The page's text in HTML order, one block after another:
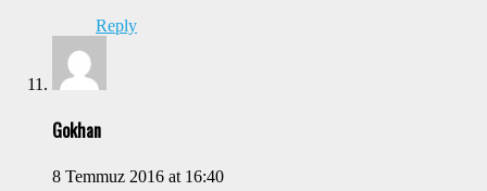
Reply
Gokhan
8 Temmuz 2016 at 16:40